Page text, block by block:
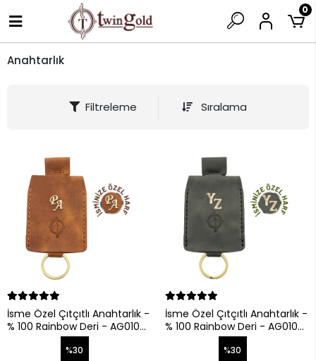
0
Anahtarlık
Filtreleme Sıralama
İsme Özel Çıtçıtlı Anahtarlık -
% 100 Rainbow Deri - AG01001
%30
İsme Özel Çıtçıtlı Anahtarlık -
% 100 Rainbow Deri - AG01001
%30